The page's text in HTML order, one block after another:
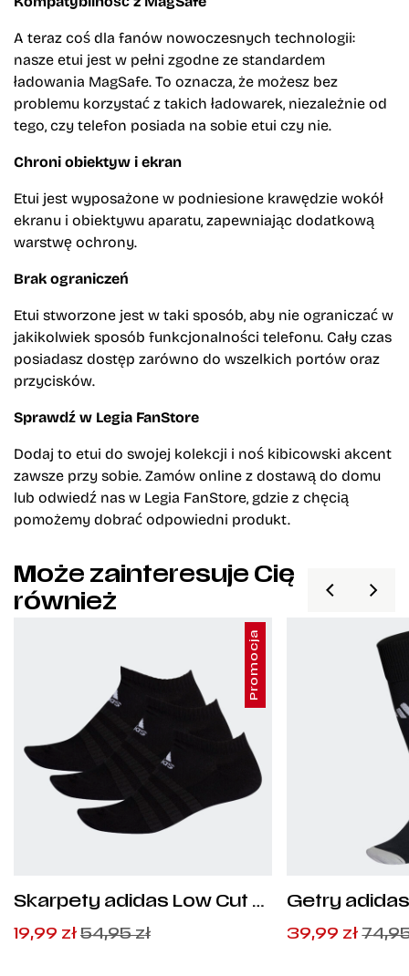
A teraz coś dla fanów nowoczesnych technologii:
nasze etui jest w pełni zgodne ze standardem
ładowania MagSafe. To oznacza, że możesz bez
problemu korzystać z takich ładowarek, niezależnie od
tego, czy telefon posiada na sobie etui czy nie.
Chroni obiektyw i ekran
Etui jest wyposażone w podniesione krawędzie wokół
ekranu i obiektywu aparatu, zapewniając dodatkową
warstwę ochrony.
Brak ograniczeń
Etui stworzone jest w taki sposób, aby nie ograniczać w
jakikolwiek sposób funkcjonalności telefonu. Cały czas
posiadasz dostęp zarówno do wszelkich portów oraz
przycisków.
Sprawdź w Legia FanStore
Dodaj to etui do swojej kolekcji i noś kibicowski akcent
zawsze przy sobie. Zamów online z dostawą do domu
lub odwiedź nas w Legia FanStore, gdzie z chęcią
pomożemy dobrać odpowiedni produkt.
Może zainteresuje Cię
również
Promocja
Skarpety adidas Low Cut 3
Pierwotna
Aktualna
19,99 zł 54,95zł
Getry
Pierwotna
Aktualna
39,99 zł